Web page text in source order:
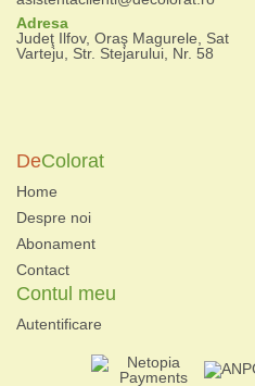
Adresa
Judeţ Ilfov, Oraş Magurele, Sat
Varteju, Str. Stejarului, Nr. 58
DeColorat
Home
Despre noi
Abonament
Contact
Contul meu
Autentificare